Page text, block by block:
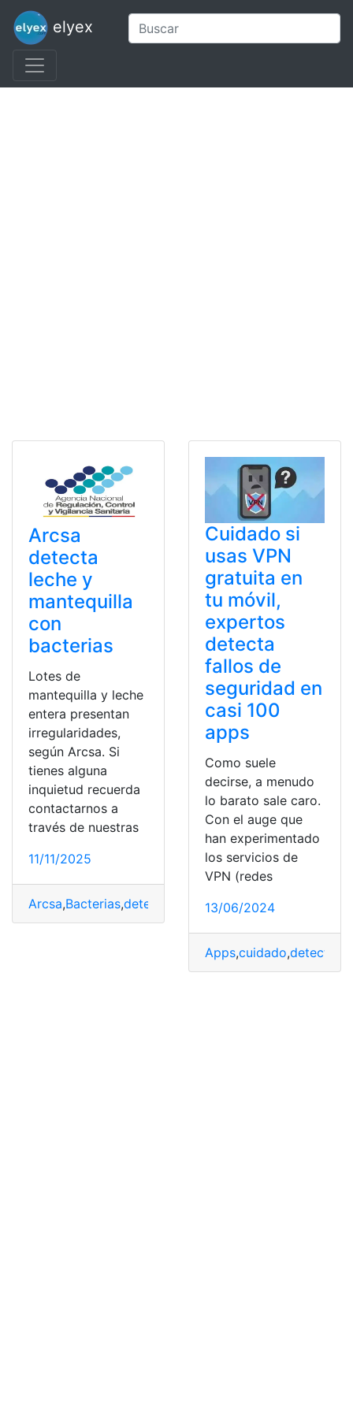
elyex
Arcsa
detecta
leche y
mantequilla
con
bacterias
Lotes de
mantequilla y leche
entera presentan
irregularidades,
según Arcsa. Si
tienes alguna
inquietud recuerda
contactarnos a
través de nuestras
11/11/2025
Arcsa,Bacterias,detecta Leche,mantequilla
Cuidado si
usas VPN
gratuita en
tu móvil,
expertos
detecta
fallos de
seguridad en
casi 100
apps
Como suele
decirse, a menudo
lo barato sale caro.
Con el auge que
han experimentado
los servicios de
VPN (redes
13/06/2024
Apps,cuidado,detecta